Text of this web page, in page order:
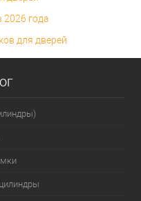
года
для дверей